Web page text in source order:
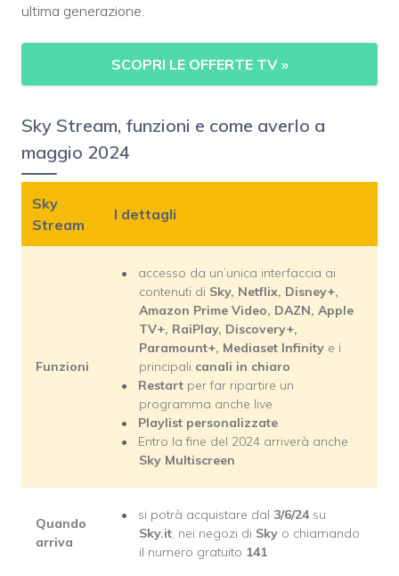
ultima generazione.
SCOPRI LE OFFERTE TV »
Sky Stream, funzioni e come averlo a
maggio 2024
Sky
Stream
I dettagli
Funzioni
accesso da un’unica interfaccia ai
contenuti di Sky, Netflix, Disney+,
Amazon Prime Video, DAZN, Apple
TV+, RaiPlay, Discovery+,
Paramount+, Mediaset Infinity e i
principali canali in chiaro
Restart per far ripartire un
programma anche live
Playlist personalizzate
Entro la fine del 2024 arriverà anche
Sky Multiscreen
Quando
arriva
si potrà acquistare dal 3/6/24 su
Sky.it, nei negozi di Sky o chiamando
il numero gratuito 141